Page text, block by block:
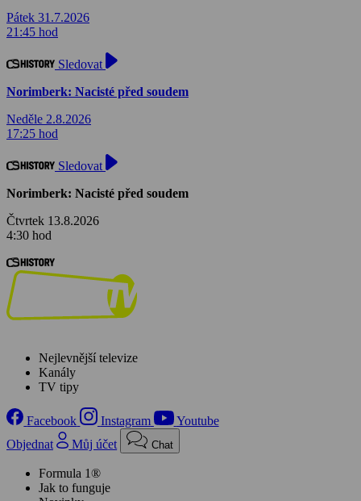
Pátek 31.7.2026
21:45 hod
Sledovat
Norimberk: Nacisté před soudem
Neděle 2.8.2026
17:25 hod
Sledovat
Norimberk: Nacisté před soudem
Čtvrtek 13.8.2026
4:30 hod
Nejlevnější televize
Kanály
TV tipy
Facebook Instagram
Youtube
Objednat
Můj účet Chat
Formula 1®
Jak to funguje